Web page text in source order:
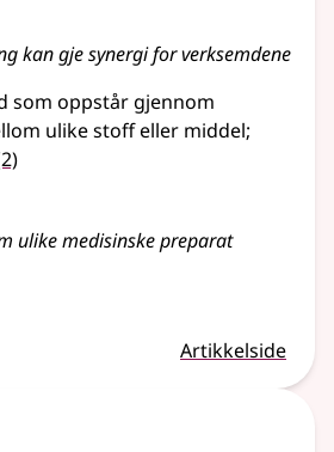
kan gje synergi for verksemdene
som oppstår gjennom
ulike stoff eller middel;
ulike medisinske preparat
Artikkelside